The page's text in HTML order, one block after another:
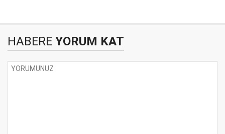
HABERE YORUM KAT